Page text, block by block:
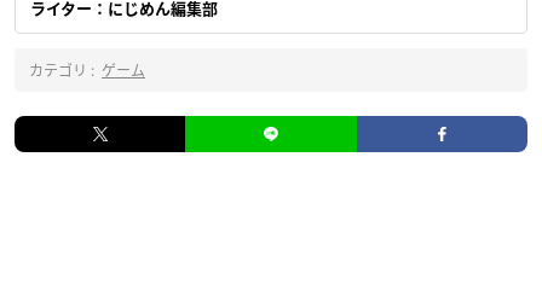
ライター：にじめん編集部
カテゴリ : ゲーム